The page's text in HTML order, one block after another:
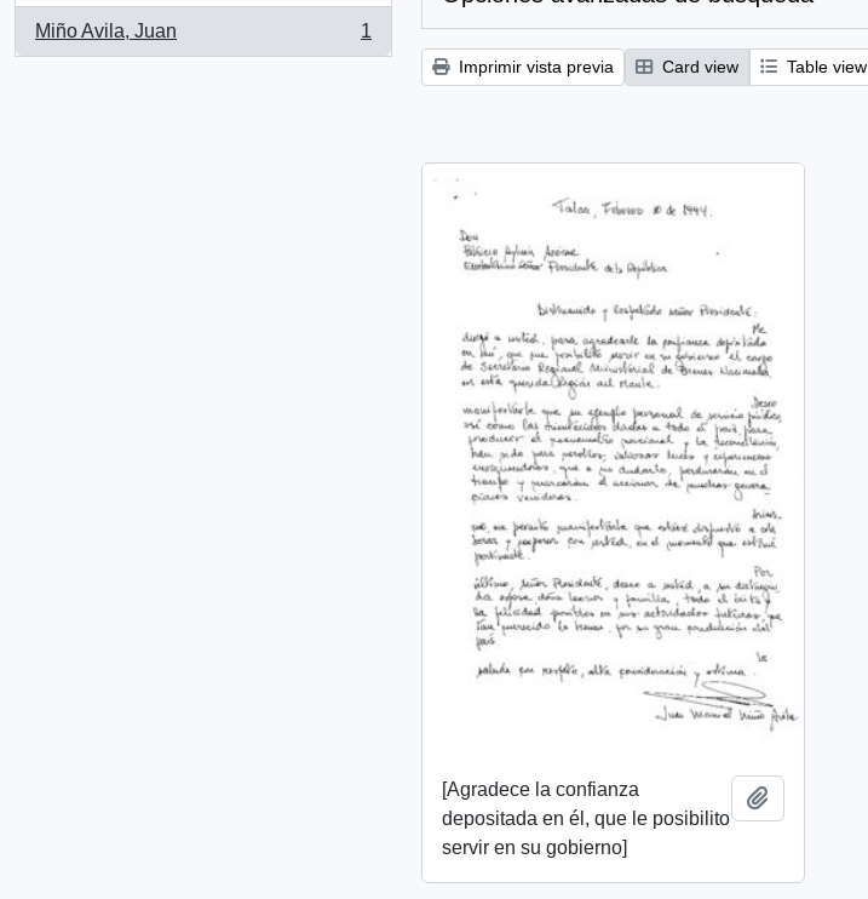
Miño Avila, Juan
, 1 resultados
1
Imprimir vista previa Card view Table view
[Agradece la confianza
depositada en él, que le posibilito
servir en su gobierno]